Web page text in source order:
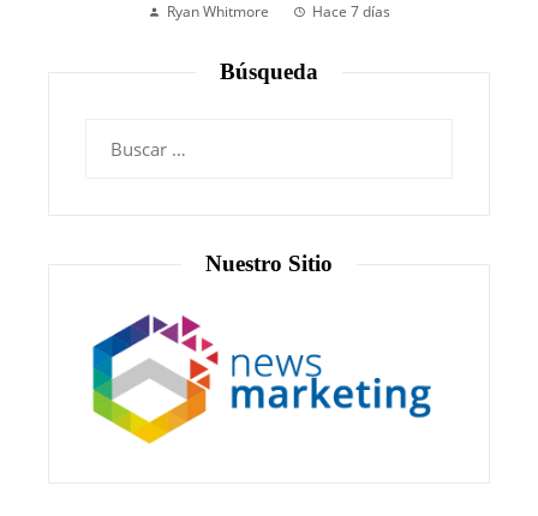
Ryan Whitmore Hace 7 días
Búsqueda
Nuestro Sitio